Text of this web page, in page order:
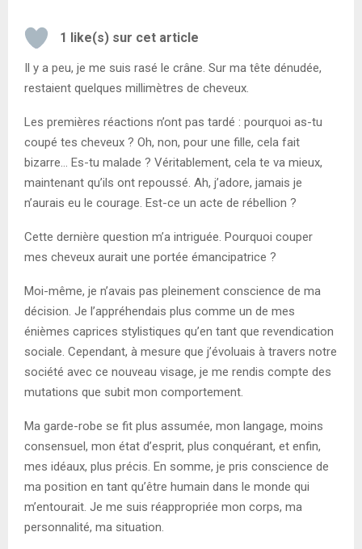
1 like(s) sur cet article
Il y a peu, je me suis rasé le crâne. Sur ma tête dénudée,
restaient quelques millimètres de cheveux.
Les premières réactions n’ont pas tardé : pourquoi as-tu
coupé tes cheveux ? Oh, non, pour une fille, cela fait
bizarre… Es-tu malade ? Véritablement, cela te va mieux,
maintenant qu’ils ont repoussé. Ah, j’adore, jamais je
n’aurais eu le courage. Est-ce un acte de rébellion ?
Cette dernière question m’a intriguée. Pourquoi couper
mes cheveux aurait une portée émancipatrice ?
Moi-même, je n’avais pas pleinement conscience de ma
décision. Je l’appréhendais plus comme un de mes
énièmes caprices stylistiques qu’en tant que revendication
sociale. Cependant, à mesure que j’évoluais à travers notre
société avec ce nouveau visage, je me rendis compte des
mutations que subit mon comportement.
Ma garde-robe se fit plus assumée, mon langage, moins
consensuel, mon état d’esprit, plus conquérant, et enfin,
mes idéaux, plus précis. En somme, je pris conscience de
ma position en tant qu’être humain dans le monde qui
m’entourait. Je me suis réappropriée mon corps, ma
personnalité, ma situation.